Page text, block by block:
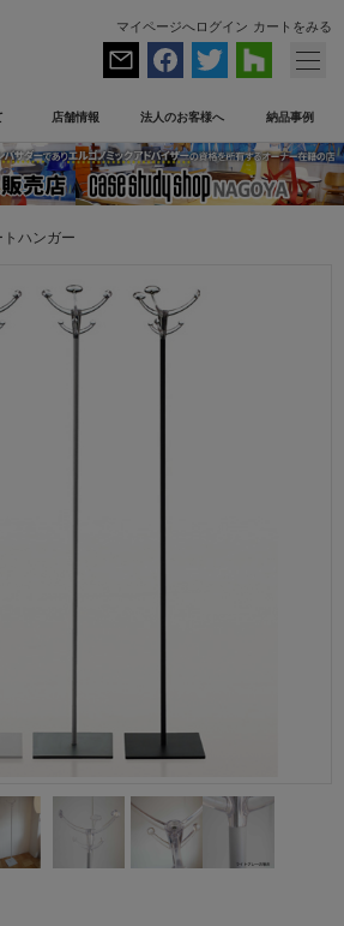
マイページへログイン カートをみる
店舗情報 法人のお客様へ 納品事例
トハンガー